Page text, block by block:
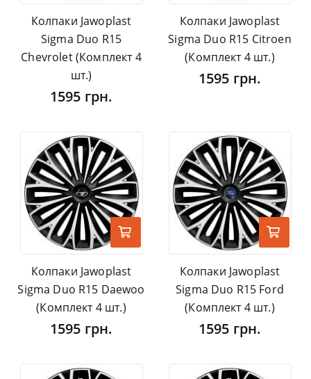
Колпаки Jawoplast
Sigma Duo R15
Chevrolet (Комплект 4
шт.)
1595 грн.
Колпаки Jawoplast
Sigma Duo R15 Citroen
(Комплект 4 шт.)
1595 грн.
Колпаки Jawoplast
Sigma Duo R15 Daewoo
(Комплект 4 шт.)
1595 грн.
Колпаки Jawoplast
Sigma Duo R15 Ford
(Комплект 4 шт.)
1595 грн.